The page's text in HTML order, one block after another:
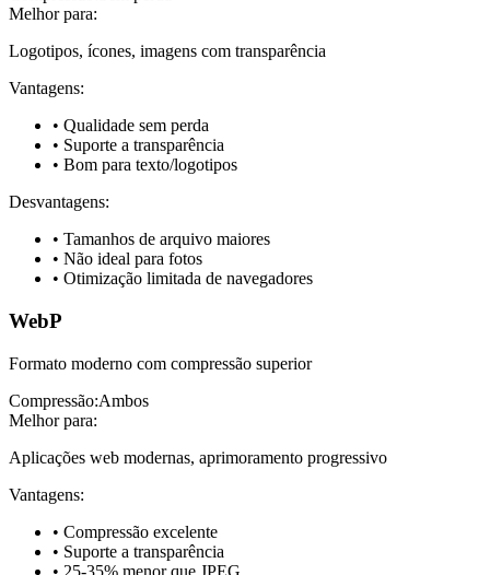
Melhor para:
Logotipos, ícones, imagens com transparência
Vantagens:
• Qualidade sem perda
• Suporte a transparência
• Bom para texto/logotipos
Desvantagens:
• Tamanhos de arquivo maiores
• Não ideal para fotos
• Otimização limitada de navegadores
WebP
Formato moderno com compressão superior
Compressão:Ambos
Melhor para:
Aplicações web modernas, aprimoramento progressivo
Vantagens:
• Compressão excelente
• Suporte a transparência
• 25-35% menor que JPEG